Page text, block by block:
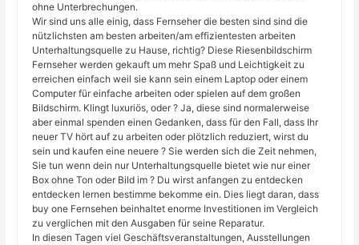
ohne Unterbrechungen.
Wir sind uns alle einig, dass Fernseher die besten sind sind die
nützlichsten am besten arbeiten/am effizientesten arbeiten
Unterhaltungsquelle zu Hause, richtig? Diese Riesenbildschirm
Fernseher werden gekauft um mehr Spaß und Leichtigkeit zu
erreichen einfach weil sie kann sein einem Laptop oder einem
Computer für einfache arbeiten oder spielen auf dem großen
Bildschirm. Klingt luxuriös, oder ? Ja, diese sind normalerweise
aber einmal spenden einen Gedanken, dass für den Fall, dass Ihr
neuer TV hört auf zu arbeiten oder plötzlich reduziert, wirst du
sein und kaufen eine neuere ? Sie werden sich die Zeit nehmen,
Sie tun wenn dein nur Unterhaltungsquelle bietet wie nur einer
Box ohne Ton oder Bild im ? Du wirst anfangen zu entdecken
entdecken lernen bestimme bekomme ein. Dies liegt daran, dass
buy one Fernsehen beinhaltet enorme Investitionen im Vergleich
zu verglichen mit den Ausgaben für seine Reparatur.
In diesen Tagen viel Geschäftsveranstaltungen, Ausstellungen